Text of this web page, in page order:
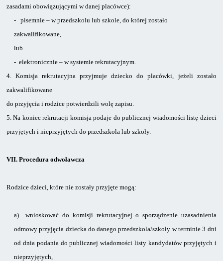
zasadami obowiązującymi w danej placówce):
- pisemnie – w przedszkolu lub szkole, do której zostało
zakwalifikowane,
lub
- elektronicznie – w systemie rekrutacyjnym.
4.Komisja rekrutacyjna przyjmuje dziecko do placówki, jeżeli zostało
zakwalifikowane
do przyjęcia i rodzice potwierdzili wolę zapisu.
5. Na koniec rekrutacji komisja podaje do publicznej wiadomości listę dzieci
przyjętych i nieprzyjętych do przedszkola lub szkoły.
VII. Procedura odwoławcza
Rodzice dzieci, które nie zostały przyjęte mogą:
a)
wnioskować do komisji rekrutacyjnej o sporządzenie uzasadnienia
odmowy przyjęcia dziecka do danego przedszkola/szkoły w terminie 3 dni
od dnia podania do publicznej wiadomości listy kandydatów przyjętych i
nieprzyjętych,